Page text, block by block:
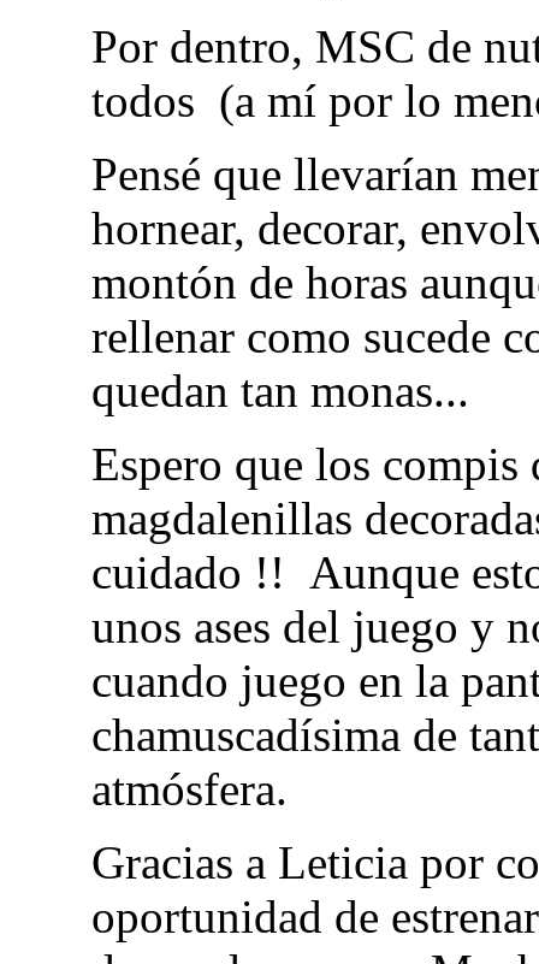
Por dentro, MSC de
todos (a mí por lo
Pensé que llevarían
hornear, decorar,
montón de horas
rellenar como sucede
quedan tan monas...
Espero que los
magdalenillas
cuidado !! Aunque
unos ases del juego y
cuando juego en la
chamuscadísima de
atmósfera.
Gracias a Leticia por
oportunidad de